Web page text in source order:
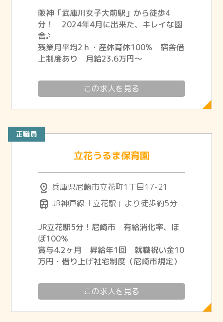
阪神「武庫川女子大前駅」から徒歩4
分！ 2024年4月に出来た、キレイな園
舎♪
残業月平均2ｈ・産休育休100% 宿舎借
上制度あり 月給23.6万円〜
この求人を見る
正職員
立花うるま保育園
distance 兵庫県尼崎市立花町1丁目17-21
train JR神戸線「立花駅」より徒歩約5分
JR立花駅5分！尼崎市 有給消化率、ほ
ぼ100％
賞与4.2ヶ月 昇給年1回 就職祝い金10
万円・借り上げ社宅制度（尼崎市規定）
この求人を見る